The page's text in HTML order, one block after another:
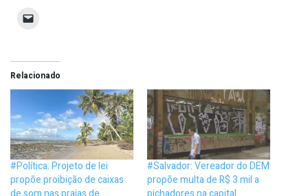
Relacionado
#Política: Projeto de lei
propõe proibição de caixas
#Salvador: Vereador do DEM
propõe multa de R$ 3 mil a